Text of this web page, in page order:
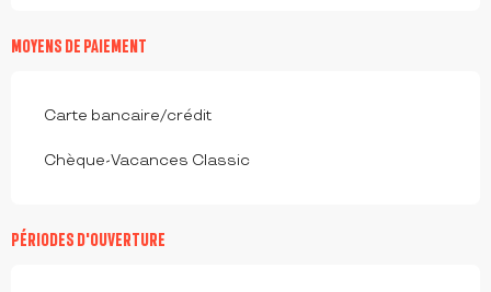
MOYENS DE PAIEMENT
Carte bancaire/crédit
Chèque-Vacances Classic
PÉRIODES D'OUVERTURE